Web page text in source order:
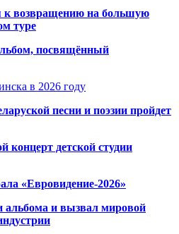
к возвращению на большую
туре
посвящённый
в 2026 году
песни и поэзии пройдет
детской студии
«Евровидение-2026»
альбома и вызвал мировой